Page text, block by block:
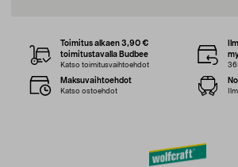
Toimitus alkaen 3,90 €
toimitustavalla Budbee
Katso toimitusvaihtoehdot
Maksuvaihtoehdot
Katso ostoehdot